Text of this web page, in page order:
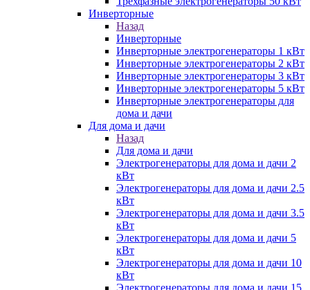
Инверторные
Назад
Инверторные
Инверторные электрогенераторы 1 кВт
Инверторные электрогенераторы 2 кВт
Инверторные электрогенераторы 3 кВт
Инверторные электрогенераторы 5 кВт
Инверторные электрогенераторы для
дома и дачи
Для дома и дачи
Назад
Для дома и дачи
Электрогенераторы для дома и дачи 2
кВт
Электрогенераторы для дома и дачи 2.5
кВт
Электрогенераторы для дома и дачи 3.5
кВт
Электрогенераторы для дома и дачи 5
кВт
Электрогенераторы для дома и дачи 10
кВт
Электрогенераторы для дома и дачи 15